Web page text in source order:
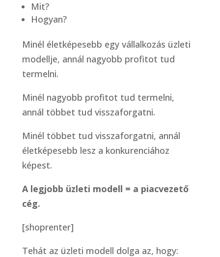
Mit?
Hogyan?
Minél életképesebb egy vállalkozás üzleti
modellje, annál nagyobb profitot tud
termelni.
Minél nagyobb profitot tud termelni,
annál többet tud visszaforgatni.
Minél többet tud visszaforgatni, annál
életképesebb lesz a konkurenciához
képest.
A legjobb üzleti modell = a piacvezető
cég.
[shoprenter]
Tehát az üzleti modell dolga az, hogy: